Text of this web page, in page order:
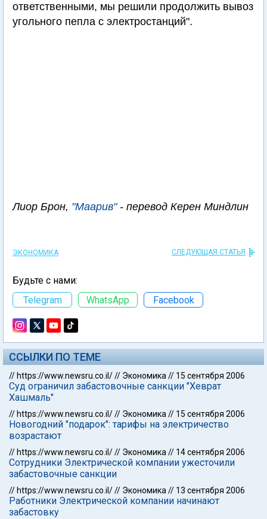
ответственными, мы решили продолжить вывоз
угольного пепла с электростанций".
Лиор Брон, "Маарив"- перевод Керен Миндлин
ЭКОНОМИКА СЛЕДУЮЩАЯ СТАТЬЯ
Будьте с нами:
Telegram
WhatsApp Facebook
ССЫЛКИ ПО ТЕМЕ
// https://www.newsru.co.il/// Экономика // 15 сентября 2006
Суд ограничил забастовочные санкции "Хеврат
Хашмаль"
// https://www.newsru.co.il/// Экономика // 15 сентября 2006
Новогодний "подарок": тарифы на электричество
возрастают
// https://www.newsru.co.il/// Экономика // 14 сентября 2006
Сотрудники Электрической компании ужесточили
забастовочные санкции
// https://www.newsru.co.il/// Экономика // 13 сентября 2006
Работники Электрической компании начинают
забастовку